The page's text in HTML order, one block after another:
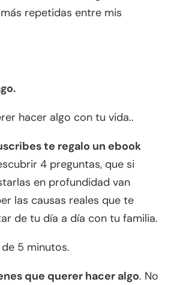
repetidas entre mis
hacer algo con tu vida..
te regalo un ebook
4 preguntas, que si
en profundidad van
las causas reales que te
de tu día a día con tu familia.
5 minutos.
que querer hacer algo. No